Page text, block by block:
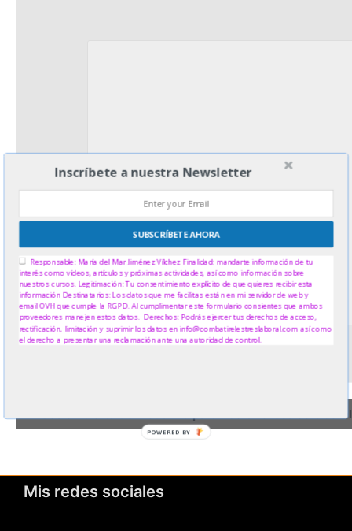
Sesión bierta de Biodanza para liberar el estrés laboral
Mis redes sociales
Inscríbete a nuestra Newsletter
SUBSCRÍBETE AHORA
Responsable: María del Mar Jiménez Vílchez Finalidad: mandarte información de tu
interés como vídeos, artículos y próximas actividades, así como información sobre
nuestros cursos. Legitimación: Tu consentimiento explícito de que quieres recibir esta
información Destinatarios: Los datos que me facilitas están en mi servidor de web y
email OVH que cumple la RGPD. Al cumplimentar este formulario consientes que ambos
proveedores manejen estos datos. Derechos: Podrás ejercer tus derechos de acceso,
rectificación, limitación y suprimir los datos en info@combatirelestreslaboral.com así como
el derecho a presentar una reclamación ante una autoridad de control.
POWERED BY